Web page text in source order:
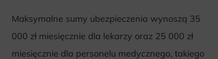
Maksymalne sumy ubezpieczenia wynoszą 35
000 zł miesięcznie dla lekarzy oraz 25 000 zł
miesięcznie dla personelu medycznego, takiego